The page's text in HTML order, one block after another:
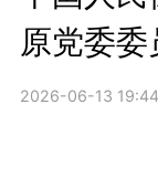
原党委
2026-06-13 19:44